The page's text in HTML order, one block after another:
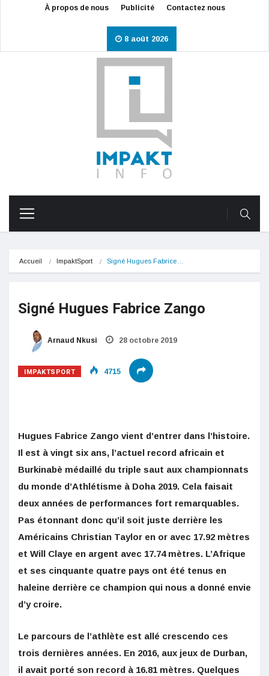
À propos de nous Publicité Contactez nous
8 août 2026
Accueil ImpaktSport Signé Hugues Fabrice…
Signé Hugues Fabrice Zango
Arnaud Nkusi 28 octobre 2019
IMPAKTSPORT 4715
Hugues Fabrice Zango vient d’entrer dans l’histoire.
Il est à vingt six ans, l’actuel record africain et
Burkinabè médaillé du triple saut aux championnats
du monde d’Athlétisme à Doha 2019. Cela faisait
deux années de performances fort remarquables.
Pas étonnant donc qu’il soit juste derrière les
Américains Christian Taylor en or avec 17.92 mètres
et Will Claye en argent avec 17.74 mètres. L’Afrique
et ses cinquante quatre pays ont été tenus en
haleine derrière ce champion qui nous a donné envie
d’y croire.
Le parcours de l’athlète est allé crescendo ces
trois dernières années. En 2016, aux jeux de Durban,
il avait porté son record à 16.81 mètres. Quelques